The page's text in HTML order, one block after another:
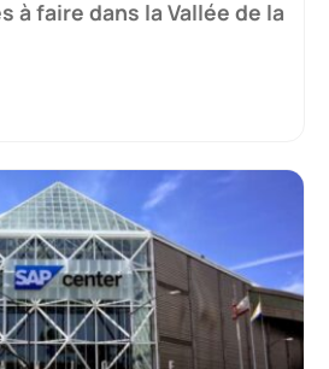
à faire dans la Vallée de la